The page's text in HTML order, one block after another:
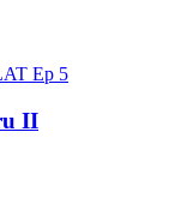
Ep 5
II